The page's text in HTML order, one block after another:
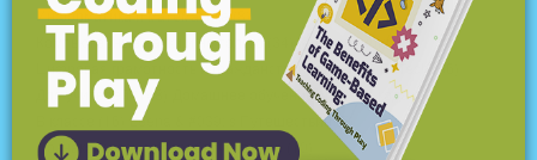
Информатика и математика (8)
Компьютерные науки и не только(34) Конференции(7)
Цифровая грамотность и гражданственность(39) EdTech(56)
Для учителей (148) Домашнее обучение(15) Час кода(6)
Leena & #039; s Путешествие(5)
Познакомьтесь с разработчиком игр
(10)